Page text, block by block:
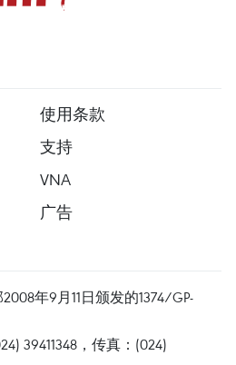
使用条款
支持
VNA
广告
年9月11日颁发的1374/GP-
39411348，传真：(024)